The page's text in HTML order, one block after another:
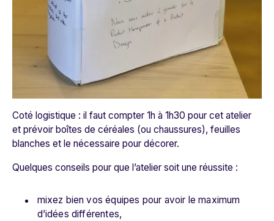
Coté logistique : il faut compter 1h à 1h30 pour cet atelier
et prévoir boîtes de céréales (ou chaussures), feuilles
blanches et le nécessaire pour décorer.
Quelques conseils pour que l’atelier soit une réussite :
mixez bien vos équipes pour avoir le maximum
d’idées différentes,